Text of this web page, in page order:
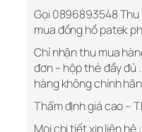
Gọi 0896893548 Thu
mua đồng hồ patek
Chỉ nhận thu mua
đơn – hộp thẻ đầy đủ
hàng không chính
Thẩm định giá cao –
Mọi chi tiết xin liên